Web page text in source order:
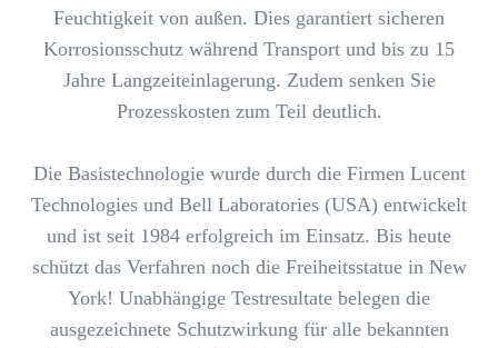
Feuchtigkeit von außen. Dies garantiert sicheren
Korrosionsschutz während Transport und bis zu 15
Jahre Langzeiteinlagerung. Zudem senken Sie
Prozesskosten zum Teil deutlich.
Die Basistechnologie wurde durch die Firmen Lucent
Technologies und Bell Laboratories (USA) entwickelt
und ist seit 1984 erfolgreich im Einsatz. Bis heute
schützt das Verfahren noch die Freiheitsstatue in New
York! Unabhängige Testresultate belegen die
ausgezeichnete Schutzwirkung für alle bekannten